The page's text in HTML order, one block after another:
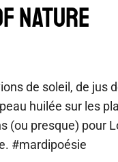
NATURE
de soleil, de jus
huilée sur les
(ou presque) pour
#mardipoésie